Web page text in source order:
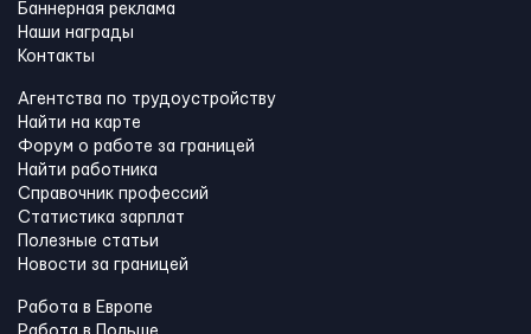
Баннерная реклама
Наши награды
Контакты
Агентства по трудоустройству
Найти на карте
Форум о работе за границей
Найти работника
Справочник профессий
Статистика зарплат
Полезные статьи
Новости за границей
Работа в Европе